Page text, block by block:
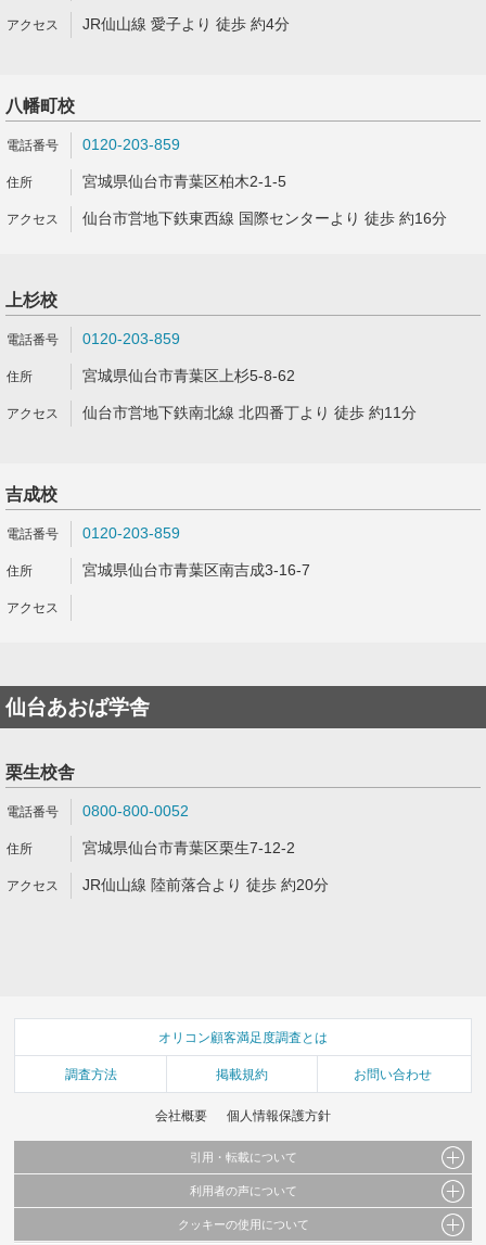
JR仙山線 愛子より 徒歩 約4分
八幡町校
0120-203-859
宮城県仙台市青葉区柏木2-1-5
仙台市営地下鉄東西線 国際センターより 徒歩 約16分
上杉校
0120-203-859
宮城県仙台市青葉区上杉5-8-62
仙台市営地下鉄南北線 北四番丁より 徒歩 約11分
吉成校
0120-203-859
宮城県仙台市青葉区南吉成3-16-7
仙台あおば学舎
栗生校舎
0800-800-0052
宮城県仙台市青葉区栗生7-12-2
JR仙山線 陸前落合より 徒歩 約20分
オリコン顧客満足度調査とは
調査方法 掲載規約 お問い合わせ
会社概要 個人情報保護方針
引用・転載について
当サイトで公開されている情報（文字、写真、イラスト、画像データ等）及びこれらの配
これらの情報を権利者の許可なく無断転載・複製などの二次利用を行うことは固く禁じて
利用者の声について
当サイトに掲載している内容はすべてサービスの利用者が提出された見解・感想です。
クッキーの使用について